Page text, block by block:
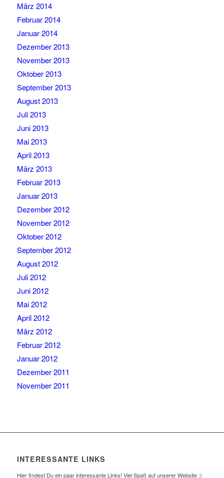
März 2014
Februar 2014
Januar 2014
Dezember 2013
November 2013
Oktober 2013
September 2013
August 2013
Juli 2013
Juni 2013
Mai 2013
April 2013
März 2013
Februar 2013
Januar 2013
Dezember 2012
November 2012
Oktober 2012
September 2012
August 2012
Juli 2012
Juni 2012
Mai 2012
April 2012
März 2012
Februar 2012
Januar 2012
Dezember 2011
November 2011
INTERESSANTE LINKS
Hier findest Du ein paar interessante Links! Viel Spaß auf unserer Website :)